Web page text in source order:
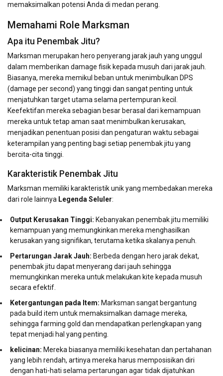
memaksimalkan potensi Anda di medan perang.
Memahami Role Marksman
Apa itu Penembak Jitu?
Marksman merupakan hero penyerang jarak jauh yang unggul
dalam memberikan damage fisik kepada musuh dari jarak jauh.
Biasanya, mereka memikul beban untuk menimbulkan DPS
(damage per second) yang tinggi dan sangat penting untuk
menjatuhkan target utama selama pertempuran kecil.
Keefektifan mereka sebagian besar berasal dari kemampuan
mereka untuk tetap aman saat menimbulkan kerusakan,
menjadikan penentuan posisi dan pengaturan waktu sebagai
keterampilan yang penting bagi setiap penembak jitu yang
bercita-cita tinggi.
Karakteristik Penembak Jitu
Marksman memiliki karakteristik unik yang membedakan mereka
dari role lainnya Legenda Seluler:
Output Kerusakan Tinggi: Kebanyakan penembak jitu memiliki
kemampuan yang memungkinkan mereka menghasilkan
kerusakan yang signifikan, terutama ketika skalanya penuh.
Pertarungan Jarak Jauh: Berbeda dengan hero jarak dekat,
penembak jitu dapat menyerang dari jauh sehingga
memungkinkan mereka untuk melakukan kite kepada musuh
secara efektif.
Ketergantungan pada Item: Marksman sangat bergantung
pada build item untuk memaksimalkan damage mereka,
sehingga farming gold dan mendapatkan perlengkapan yang
tepat menjadi hal yang penting.
kelicinan: Mereka biasanya memiliki kesehatan dan pertahanan
yang lebih rendah, artinya mereka harus memposisikan diri
dengan hati-hati selama pertarungan agar tidak dijatuhkan